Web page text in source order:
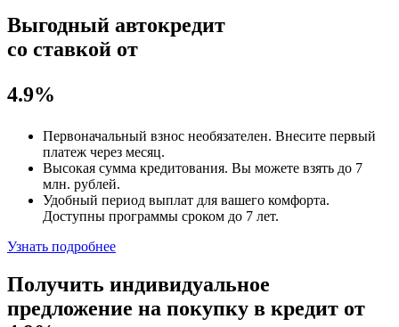
Выгодный автокредит
со ставкой от
4.9%
Первоначальный взнос необязателен. Внесите первый
платеж через месяц.
Высокая сумма кредитования. Вы можете взять до 7
млн. рублей.
Удобный период выплат для вашего комфорта.
Доступны программы сроком до 7 лет.
Узнать подробнее
Получить индивидуальное
предложение на покупку в кредит от